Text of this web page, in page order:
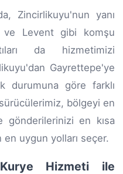
Zincirlikuyu'nun yanı
ve Levent gibi komşu
da hizmetimizi
Gayrettepe'ye
durumuna göre farklı
bölgeyi en
gönderilerinizi en kısa
uygun yolları seçer.
Hizmeti ile